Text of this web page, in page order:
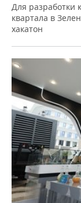
Для разработки
квартала в
хакатон